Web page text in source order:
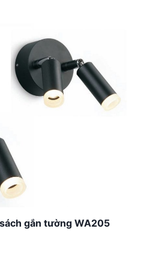
gắn tường WA205